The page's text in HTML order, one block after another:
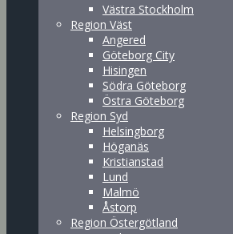
Västra Stockholm
Region Väst
Angered
Göteborg City
Hisingen
Södra Göteborg
Östra Göteborg
Region Syd
Helsingborg
Höganäs
Kristianstad
Lund
Malmö
Åstorp
Region Östergötland